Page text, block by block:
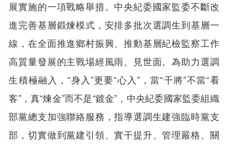
展實施的一項戰略舉措。中央紀委國家監委不斷改
進完善基層鍛煉模式，安排多批次選調生到基層一
線，在全面推進鄉村振興、推動基層紀檢監察工作
高質量發展的主戰場經風雨、見世面。為助力選調
生積極融入，“身入”更要“心入”，當“干將”不當“看
客”，真“煉金”而不是“鍍金”，中央紀委國家監委組織
部黨總支加強聯絡服務，指導選調生建強臨時黨支
部，切實做到黨建引領、實干提升、管理嚴格、關